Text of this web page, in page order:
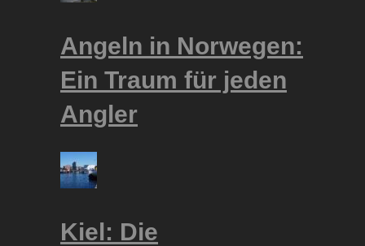
Angeln in Norwegen:
Ein Traum für jeden
Angler
Kiel: Die